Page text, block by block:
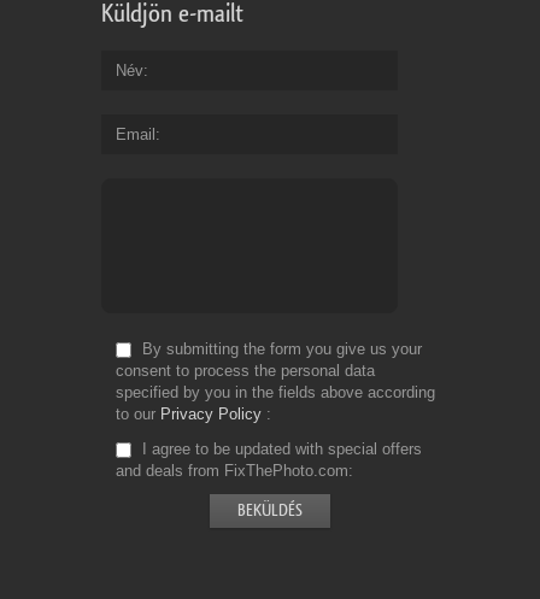
Küldjön e-mailt
Név
Email
By submitting the form you give us your
consent to process the personal data
specified by you in the fields above according
to our Privacy Policy
I agree to be updated with special offers
and deals from FixThePhoto.com